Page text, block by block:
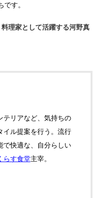
す。
理家として活躍する河野真
テリアなど、気持ちの
イル提案を行う。流行
で快適な、自分らしい
らす食堂主宰。